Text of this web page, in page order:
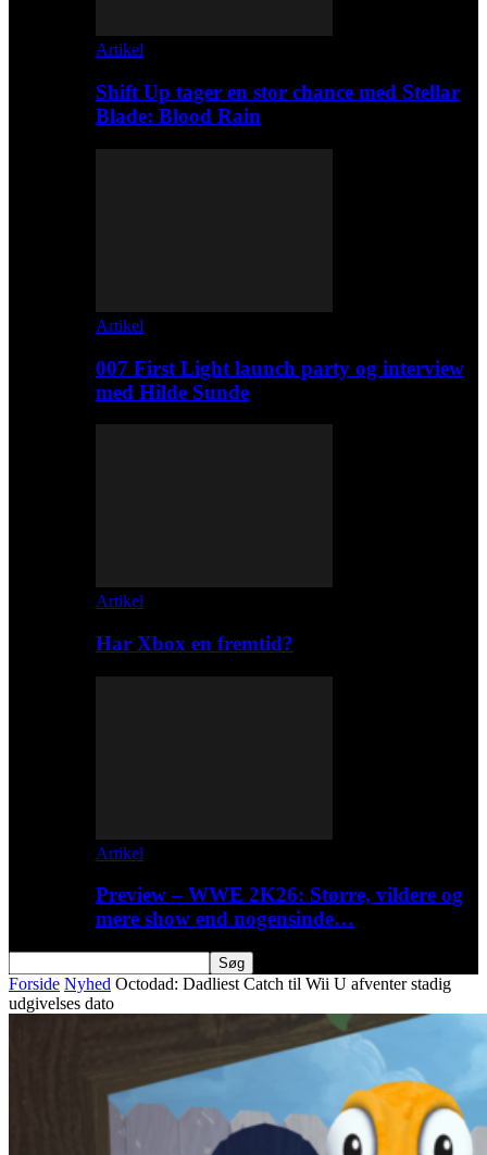
Artikel
Shift Up tager en stor chance med Stellar
Blade: Blood Rain
Artikel
007 First Light launch party og interview
med Hilde Sunde
Artikel
Har Xbox en fremtid?
Artikel
Preview – WWE 2K26: Større, vildere og
mere show end nogensinde…
Forside Nyhed Octodad: Dadliest Catch til Wii U afventer stadig
udgivelses dato